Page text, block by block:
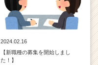
2024.02.16
【新職種の募集を開始しまし
た！】